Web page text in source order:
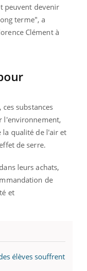
peuvent devenir
terme", a
Clément à
substances
l'environnement,
la qualité de l'air et
de serre.
leurs achats,
de
et
élèves souffrent